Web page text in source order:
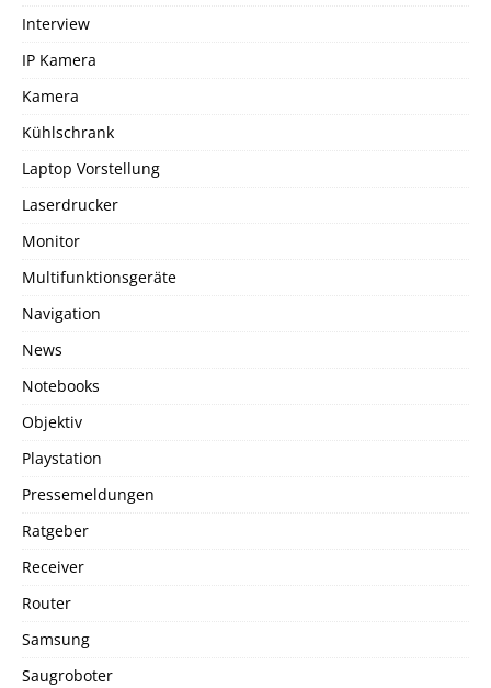
Interview
IP Kamera
Kamera
Kühlschrank
Laptop Vorstellung
Laserdrucker
Monitor
Multifunktionsgeräte
Navigation
News
Notebooks
Objektiv
Playstation
Pressemeldungen
Ratgeber
Receiver
Router
Samsung
Saugroboter